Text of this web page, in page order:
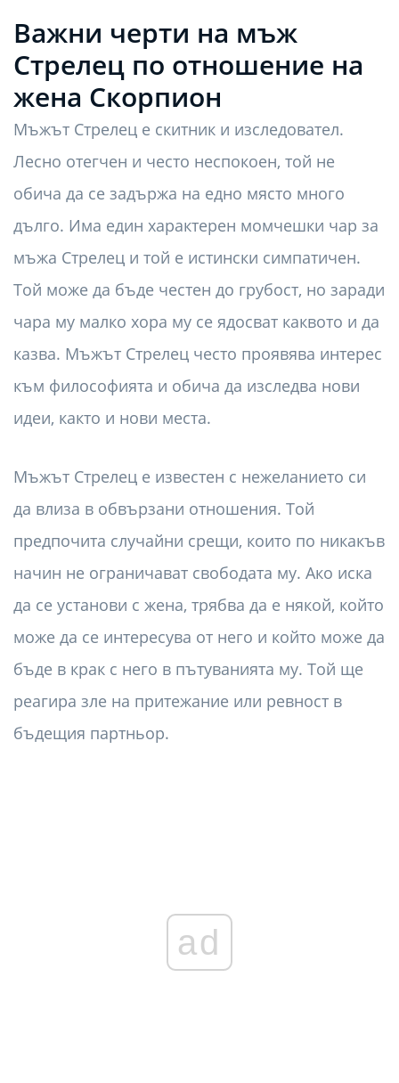
Важни черти на мъж
Стрелец по отношение на
жена Скорпион
Мъжът Стрелец е скитник и изследовател.
Лесно отегчен и често неспокоен, той не
обича да се задържа на едно място много
дълго. Има един характерен момчешки чар за
мъжа Стрелец и той е истински симпатичен.
Той може да бъде честен до грубост, но заради
чара му малко хора му се ядосват каквото и да
казва. Мъжът Стрелец често проявява интерес
към философията и обича да изследва нови
идеи, както и нови места.
Мъжът Стрелец е известен с нежеланието си
да влиза в обвързани отношения. Той
предпочита случайни срещи, които по никакъв
начин не ограничават свободата му. Ако иска
да се установи с жена, трябва да е някой, който
може да се интересува от него и който може да
бъде в крак с него в пътуванията му. Той ще
реагира зле на притежание или ревност в
бъдещия партньор.
ad